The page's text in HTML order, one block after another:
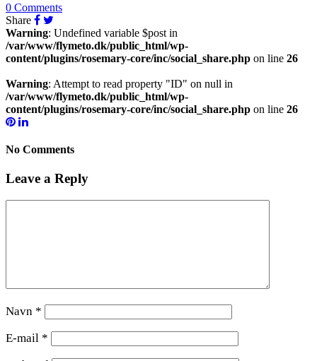
0 Comments
Share
Warning: Undefined variable $post in
/var/www/flymeto.dk/public_html/wp-
content/plugins/rosemary-core/inc/social_share.php on line 26
Warning: Attempt to read property "ID" on null in
/var/www/flymeto.dk/public_html/wp-
content/plugins/rosemary-core/inc/social_share.php on line 26
No Comments
Leave a Reply
Navn *
E-mail *